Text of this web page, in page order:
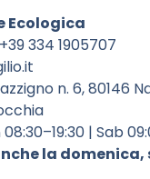
Ecologica
334 1905707
n. 6, 80146
08:30–19:30 | Sab
la